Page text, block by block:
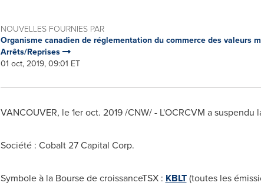
NOUVELLES FOURNIES PAR
Organisme canadien de réglementation du commerce des valeurs
Arrêts/Reprises
01 oct, 2019, 09:01 ET
VANCOUVER, le 1er oct. 2019 /CNW/ - L'OCRCVM a
Société : Cobalt 27 Capital Corp.
Symbole à la Bourse de croissanceTSX : KBLT(toutes les